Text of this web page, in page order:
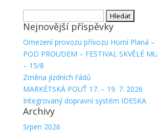
Nejnovější příspěvky
Omezení provozu přívozu Horní Planá
POD PROUDEM – FESTIVAL SKVĚLÉ
– 15/8
Změna jízdních řádů
MARKÉTSKÁ POUŤ 17. – 19. 7. 2026
Integrovaný dopravní systém IDESKA
Archivy
Srpen 2026